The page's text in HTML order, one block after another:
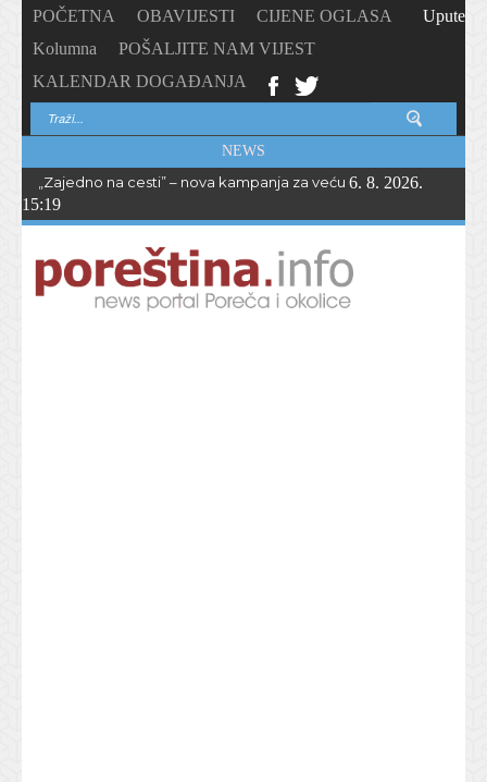
POČETNA OBAVIJESTI
CIJENE OGLASA
Kolumna
POŠALJITE NAM VIJEST
KALENDAR DOGAĐANJA
Upute
NEWS
„Zajedno na cesti” – nova kampanja za veću sigurnost biciklista
6. 8. 2026.
15:19